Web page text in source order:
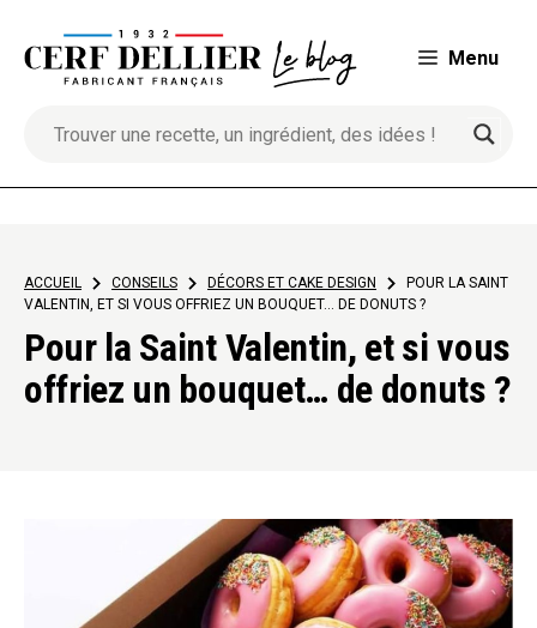
contenu
Menu
ACCUEIL > CONSEILS > DÉCORS ET CAKE DESIGN >
POUR LA SAINT
VALENTIN, ET SI VOUS OFFRIEZ UN BOUQUET… DE DONUTS ?
Pour la Saint Valentin, et si vous
offriez un bouquet… de donuts ?